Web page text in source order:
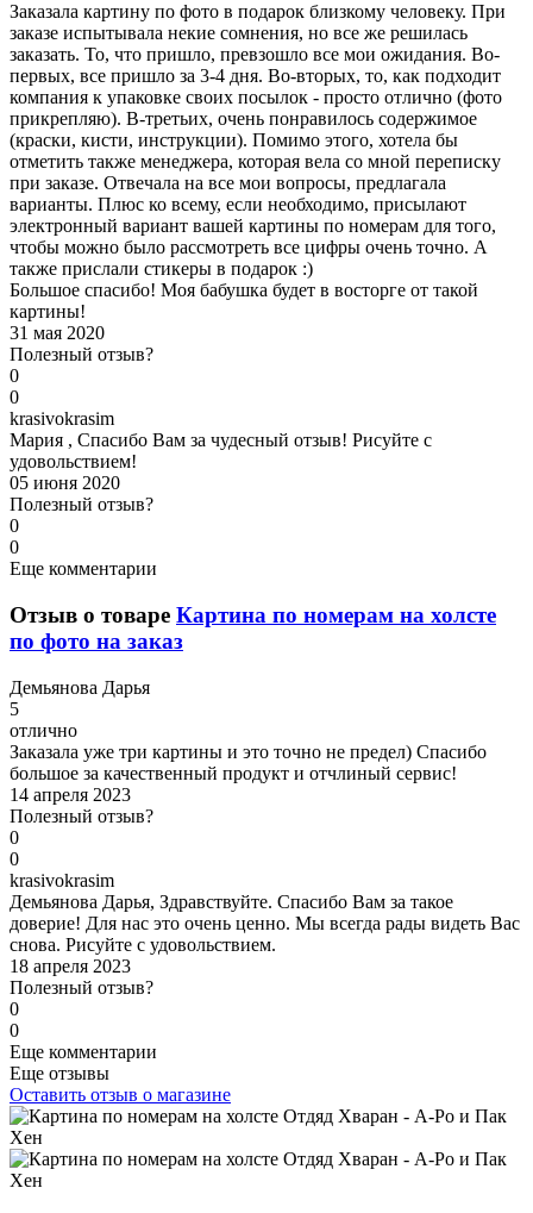
Заказала картину по фото в подарок близкому человеку. При
заказе испытывала некие сомнения, но все же решилась
заказать. То, что пришло, превзошло все мои ожидания. Во-
первых, все пришло за 3-4 дня. Во-вторых, то, как подходит
компания к упаковке своих посылок - просто отлично (фото
прикрепляю). В-третьих, очень понравилось содержимое
(краски, кисти, инструкции). Помимо этого, хотела бы
отметить также менеджера, которая вела со мной переписку
при заказе. Отвечала на все мои вопросы, предлагала
варианты. Плюс ко всему, если необходимо, присылают
электронный вариант вашей картины по номерам для того,
чтобы можно было рассмотреть все цифры очень точно. А
также прислали стикеры в подарок :)
Большое спасибо! Моя бабушка будет в восторге от такой
картины!
31 мая 2020
Полезный отзыв?
0
0
krasivokrasim
Мария , Спасибо Вам за чудесный отзыв! Рисуйте с
удовольствием!
05 июня 2020
Полезный отзыв?
0
0
Еще комментарии
Отзыв о товаре Картина по номерам на холсте
по фото на заказ
Демьянова Дарья
5
отлично
Заказала уже три картины и это точно не предел) Спасибо
большое за качественный продукт и отчлиный сервис!
14 апреля 2023
Полезный отзыв?
0
0
krasivokrasim
Демьянова Дарья, Здравствуйте. Спасибо Вам за такое
доверие! Для нас это очень ценно. Мы всегда рады видеть Вас
снова. Рисуйте с удовольствием.
18 апреля 2023
Полезный отзыв?
0
0
Еще комментарии
Еще отзывы
Оставить отзыв о магазине